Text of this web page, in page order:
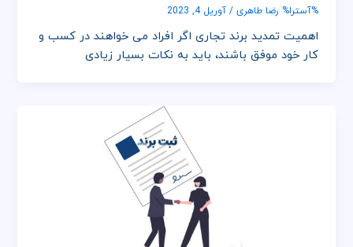
%آسترا% رضا طاهری/آوریل 4, 2023
اهمیت تمدید برند تجاری اگر افراد می خواهند در کسب و
کار خود موفق باشند، باید به نکات بسیار زیادی